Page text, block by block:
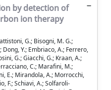
by detection of
ion therapy
G.; Bisogni, M. G.;
Y.; Embriaco, A.; Ferrero,
G.; Giacchi, G.; Kraan, A.;
C.; Marafini, M.;
E.; Mirandola, A.; Morrocchi,
F.; Schiavi, A.; Solfaroli-